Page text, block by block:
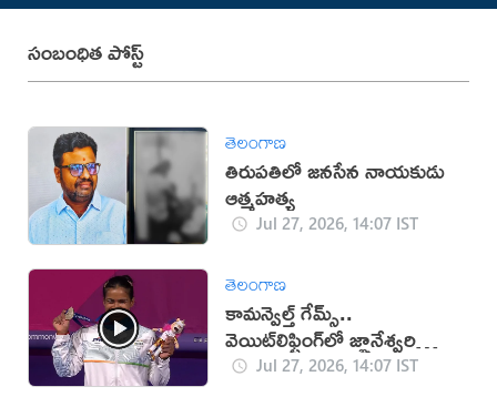
సంబంధిత పోస్ట్
తెలంగాణ
తిరుపతిలో జనసేన నాయకుడు
ఆత్మహత్య
Jul 27, 2026, 14:07 IST
తెలంగాణ
కామన్వెల్త్ గేమ్స్..
వెయిట్‌లిఫ్టింగ్‌లో జ్ఞానేశ్వరి
యాదవ్‌కు రజతం
Jul 27, 2026, 14:07 IST